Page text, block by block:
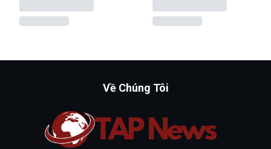
Về Chúng Tôi